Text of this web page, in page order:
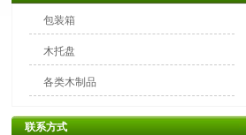
包装箱
木托盘
各类木制品
联系方式